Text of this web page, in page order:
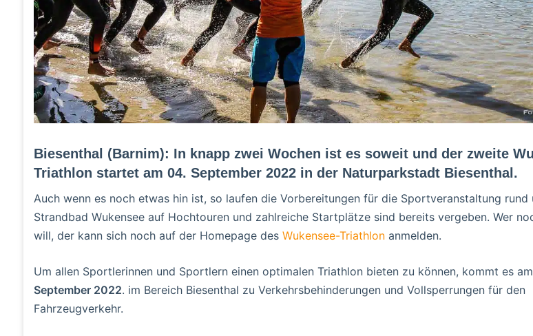
Biesenthal (Barnim): In knapp zwei Wochen ist es soweit und der zweite
Triathlon startet am 04. September 2022 in der Naturparkstadt Biesenthal.
Auch wenn es noch etwas hin ist, so laufen die Vorbereitungen für die Sportveranstaltung rund
Strandbad Wukensee auf Hochtouren und zahlreiche Startplätze sind bereits vergeben. Wer
will, der kann sich noch auf der Homepage des Wukensee-Triathlonanmelden.
Um allen Sportlerinnen und Sportlern einen optimalen Triathlon bieten zu können, kommt es am
September 2022. im Bereich Biesenthal zu Verkehrsbehinderungen und Vollsperrungen für den
Fahrzeugverkehr.